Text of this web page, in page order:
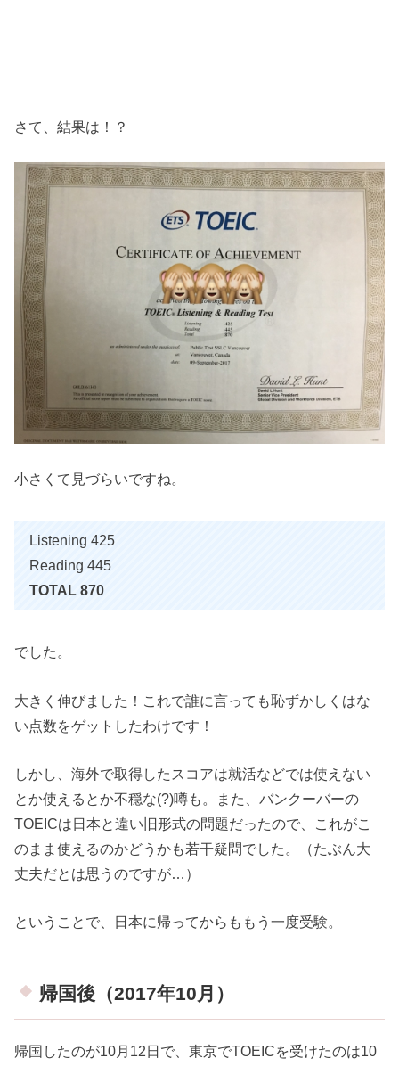
さて、結果は！？
小さくて見づらいですね。
Listening 425
Reading 445
TOTAL 870
でした。
大きく伸びました！これで誰に言っても恥ずかしくはな
い点数をゲットしたわけです！
しかし、海外で取得したスコアは就活などでは使えない
とか使えるとか不穏な(?)噂も。また、バンクーバーの
TOEICは日本と違い旧形式の問題だったので、これがこ
のまま使えるのかどうかも若干疑問でした。（たぶん大
丈夫だとは思うのですが…）
ということで、日本に帰ってからももう一度受験。
帰国後（2017年10月）
帰国したのが10月12日で、東京でTOEICを受けたのは10